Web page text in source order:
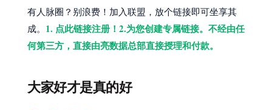
有人脉圈？别浪费！加入联盟，放个链接即可坐享其
成。 1. 点此链接注册！2.为您创建专属链接。不经由任
何第三方，直接由亮数据总部直接授理和付款。
大家好才是真的好